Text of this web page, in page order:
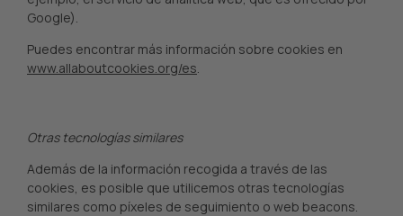
Google).
Puedes encontrar más información sobre cookies en
www.allaboutcookies.org/es.
Otras tecnologías similares
Además de la información recogida a través de las
cookies, es posible que utilicemos otras tecnologías
similares como píxeles de seguimiento o web beacons.